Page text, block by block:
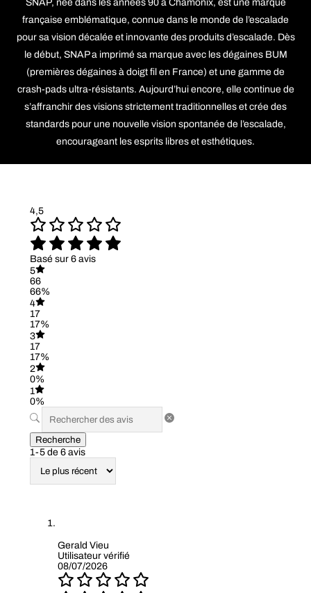
SNAP, née dans les années 90 à Chamonix, est une marque
française emblématique, connue dans le monde de l’escalade
pour sa vision décalée et innovante des produits d’escalade. Dès
le début, SNAP a imprimé sa marque avec les dégaines BUM
(premières dégaines à doigt fil en France) et une gamme de
crash-pads ultra-résistants. Aujourd’hui encore, elle continue de
s’affranchir des visions strictement traditionnelles et crée des
standards pour une nouvelle vision spontanée de l’escalade,
encourageant les esprits libres et esthétiques.
4,5
Basé sur 6 avis
5
66
66%
4
17
17%
3
17
17%
2
0%
1
0%
Recherche
1-5 de 6 avis
Gerald Vieu
Utilisateur vérifié
08/07/2026